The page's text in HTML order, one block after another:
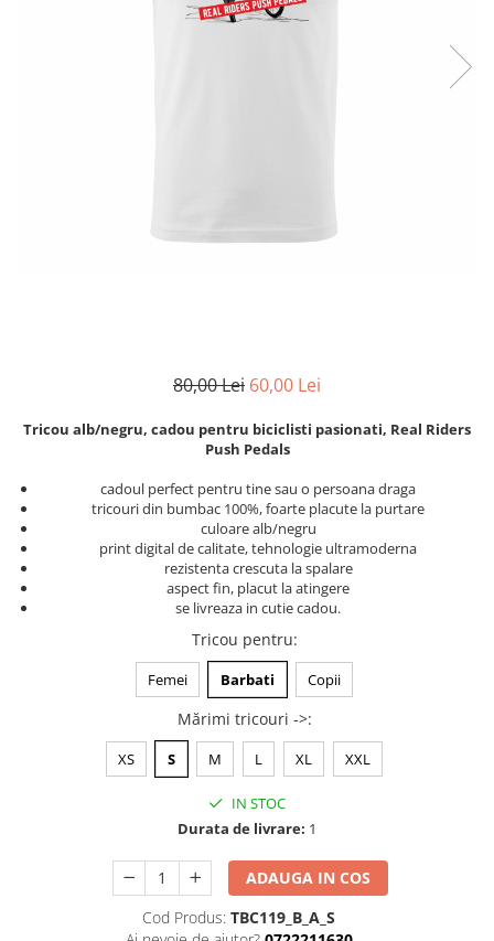
Tricouri gameri
Tricouri music is life
Tricouri sporturi de iarna
Tricouri snowboard
Tricouri ski
Tricouri aniversare
Tricouri cadou 30 ani
Tricouri cadou 40 ani
Tricouri motociclisti
80,00 Lei 60,00 Lei
Tricou alb/negru, cadou pentru biciclisti pasionati, Real Riders
Push Pedals
cadoul perfect pentru tine sau o persoana draga
tricouri din bumbac 100%, foarte placute la purtare
culoare alb/negru
print digital de calitate, tehnologie ultramoderna
rezistenta crescuta la spalare
aspect fin, placut la atingere
se livreaza in cutie cadou.
Tricou pentru:
Femei Barbati Copii
Mărimi tricouri ->:
XS S M L XL XXL
IN STOC
Durata de livrare: 1
ADAUGA IN COS
Cod Produs: TBC119_B_A_S